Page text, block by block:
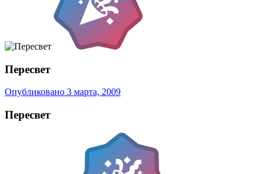
Пересвeт
Опубликовано 3 марта, 2009
Пересвeт